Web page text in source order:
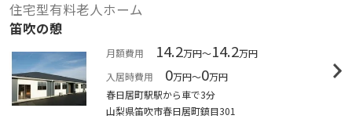
住宅型有料老人ホーム
笛吹の憩
月額費用 14.2万円～14.2万円
入居時費用
0万円～0万円
春日居町駅駅から車で3分
山梨県笛吹市春日居町鎮目301